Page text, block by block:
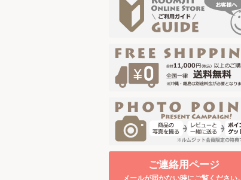
ご連絡用ページ
メールが届かない時にご覧ください。